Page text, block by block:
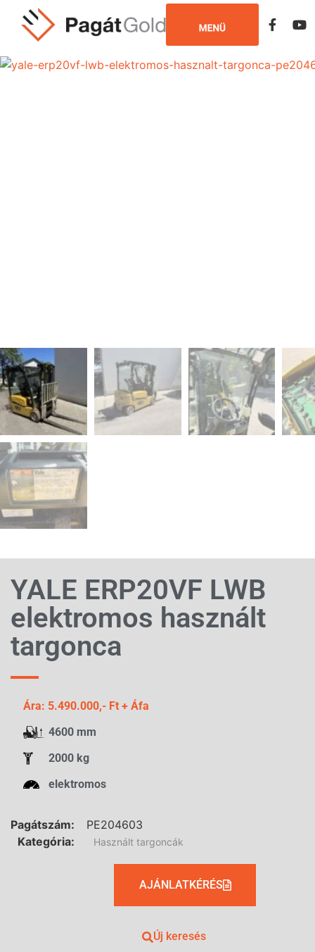
YALE ERP20VF LWB
elektromos használt
targonca
Ára: 5.490.000,- Ft + Áfa
4600 mm
2000 kg
elektromos
Pagátszám:
PE204603
Kategória:
Használt targoncák
AJÁNLATKÉRÉS
Új keresés